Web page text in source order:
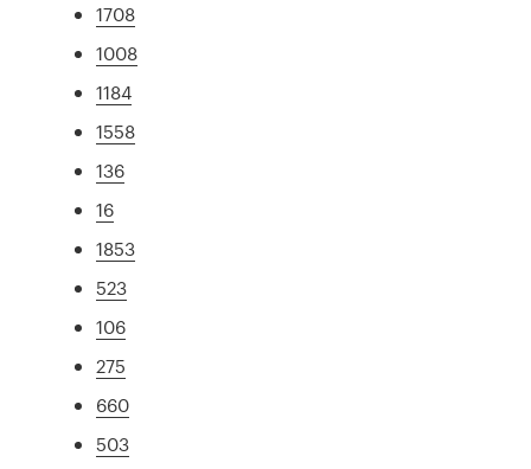
1708
1008
1184
1558
136
16
1853
523
106
275
660
503